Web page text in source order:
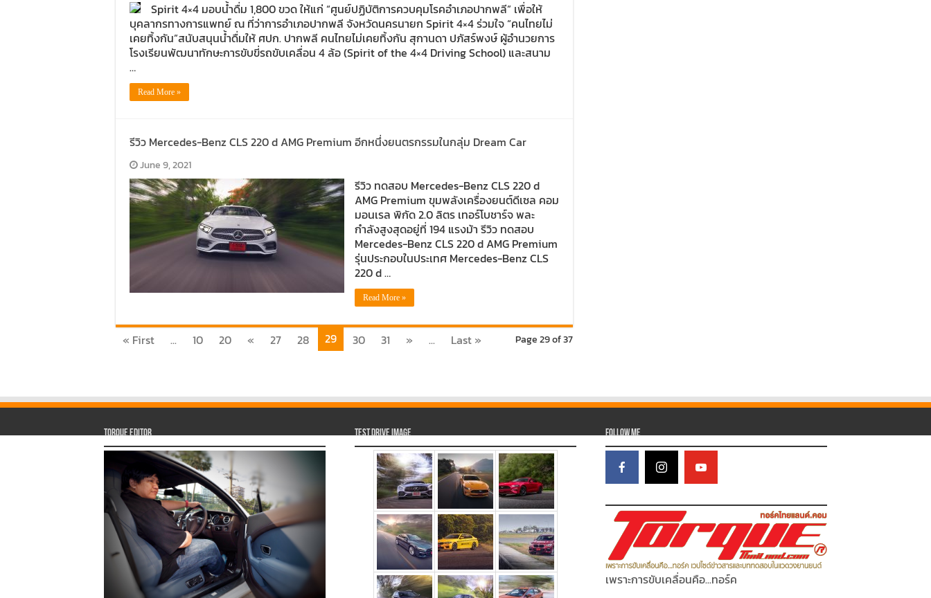
Spirit 4×4 มอบน้ำดื่ม 1,800 ขวด ให้แก่ “ศูนย์ปฏิบัติการควบคุมโรคอำเภอปากพลี” เพื่อให้
บุคลากรทางการแพทย์ ณ ที่ว่าการอำเภอปากพลี จังหวัดนครนายก Spirit 4×4 ร่วมใจ “คนไทยไม่
เคยทิ้งกัน”สนับสนุนน้ำดื่มให้ ศปก. ปากพลี คนไทยไม่เคยทิ้งกัน สุกานดา ปภัสร์พงษ์ ผู้อำนวยการ
โรงเรียนพัฒนาทักษะการขับขี่รถขับเคลื่อน 4 ล้อ (Spirit of the 4×4 Driving School) และสนาม
…
Read More »
รีวิว Mercedes-Benz CLS 220 d AMG Premium อีกหนึ่งยนตรกรรมในกลุ่ม Dream Car
June 9, 2021
รีวิว ทดสอบ Mercedes-Benz CLS 220 d
AMG Premium ขุมพลังเครื่องยนต์ดีเซล คอม
มอนเรล พิกัด 2.0 ลิตร เทอร์โบชาร์จ พละ
กำลังสูงสุดอยู่ที่ 194 แรงม้า รีวิว ทดสอบ
Mercedes-Benz CLS 220 d AMG Premium
รุ่นประกอบในประเทศ Mercedes-Benz CLS
220 d …
Read More »
Page 29 of 37
« First ... 10 20 « 27 28 29 30 31 » ... Last »
Torque Editor Test Drive Image Follow Me
เพราะการขับเคลื่อนคือ...ทอร์ค